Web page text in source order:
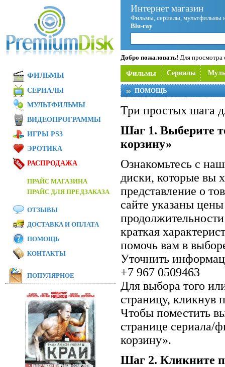
Интернет магазин
Фильмы, сериалы, мультфильмы
Blu-ray
Добро пожаловать! Для просмотра
Фильмы Сериалы
ПОМОЩЬ
Три простых шага
Шаг 1. Выберите
корзину»
Ознакомьтесь с
диски, которые вы
представление о
сайте указаны
краткая
помочь вам в
Уточнить
+7 967 0509463
Для выбора того
страницу, кликнув
Чтобы поместить
странице сериала/
корзину».
Шаг 2. Кликните
ФИЛЬМЫ
СЕРИАЛЫ
МУЛЬТФИЛЬМЫ
ВИДЕОПРОГРАММЫ
ИГРЫ PS3
ЭРОТИКА
РАСПРОДАЖА
ПРАЙС МАГАЗИНА
ПРАЙС ДЛЯ ПРЕДЗАКАЗА
ОТЗЫВЫ
ДОСТАВКА И ОПЛАТА
ПОМОЩЬ
КОНТАКТЫ
ПОПУЛЯРНОЕ